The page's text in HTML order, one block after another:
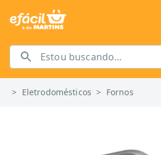
> Eletrodomésticos > Fornos